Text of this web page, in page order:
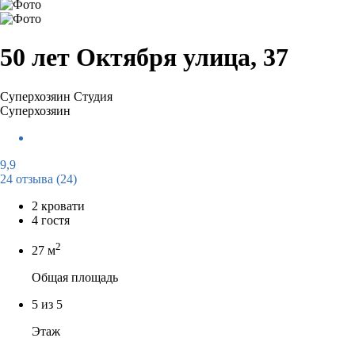
50 лет Октября улица, 37
Суперхозяин Студия
Суперхозяин
9,9
24 отзыва (24)
2 кровати
4 гостя
27 м2
Общая площадь
5 из 5
Этаж